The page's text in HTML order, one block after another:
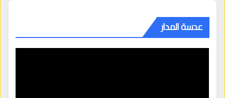
عدسة المدار